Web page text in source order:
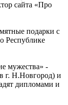
сайта «Про
подарки с
Республике
мужества» -
г. Н.Новгород) и
дипломами и